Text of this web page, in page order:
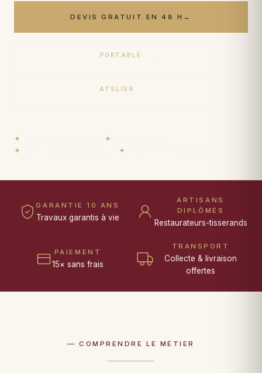
DEVIS GRATUIT EN 48 H →
PORTABLE
ATELIER
✦ ✦
✦
✦
GARANTIE 10 ANS
Travaux garantis à vie
ARTISANS
DIPLÔMÉS
Restaurateurs-tisserands
PAIEMENT
15× sans frais
TRANSPORT
Collecte & livraison
offertes
— COMPRENDRE LE MÉTIER